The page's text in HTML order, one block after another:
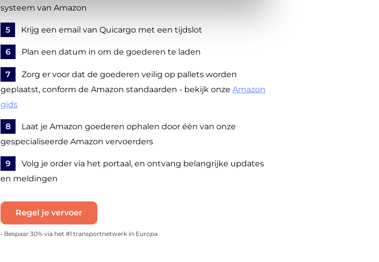
systeem van Amazon
5 Krijg een email van Quicargo met een tijdslot
6 Plan een datum in om de goederen te laden
7
Zorg er voor dat de goederen veilig op pallets worden
geplaatst, conform de Amazon standaarden - bekijk onze Amazon
gids
8
Laat je Amazon goederen ophalen door één van onze
gespecialiseerde Amazon vervoerders
9
Volg je order via het portaal, en ontvang belangrijke updates
en meldingen
Regel je vervoer
• Bespaar 30% via het #1 transportnetwerk in Europa